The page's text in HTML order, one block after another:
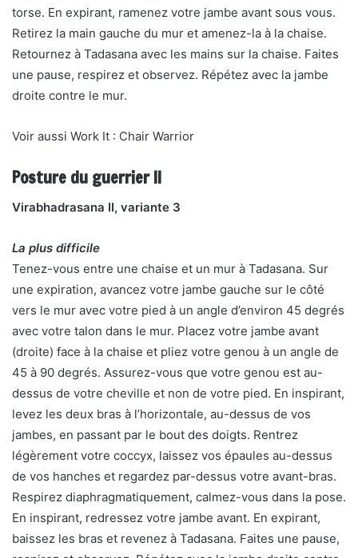
torse. En expirant, ramenez votre jambe avant sous vous.
Retirez la main gauche du mur et amenez-la à la chaise.
Retournez à Tadasana avec les mains sur la chaise. Faites
une pause, respirez et observez. Répétez avec la jambe
droite contre le mur.
Voir aussi Work It : Chair Warrior
Posture du guerrier II
Virabhadrasana II, variante 3
La plus difficile
Tenez-vous entre une chaise et un mur à Tadasana. Sur
une expiration, avancez votre jambe gauche sur le côté
vers le mur avec votre pied à un angle d’environ 45 degrés
avec votre talon dans le mur. Placez votre jambe avant
(droite) face à la chaise et pliez votre genou à un angle de
45 à 90 degrés. Assurez-vous que votre genou est au-
dessus de votre cheville et non de votre pied. En inspirant,
levez les deux bras à l’horizontale, au-dessus de vos
jambes, en passant par le bout des doigts. Rentrez
légèrement votre coccyx, laissez vos épaules au-dessus
de vos hanches et regardez par-dessus votre avant-bras.
Respirez diaphragmatiquement, calmez-vous dans la pose.
En inspirant, redressez votre jambe avant. En expirant,
baissez les bras et revenez à Tadasana. Faites une pause,